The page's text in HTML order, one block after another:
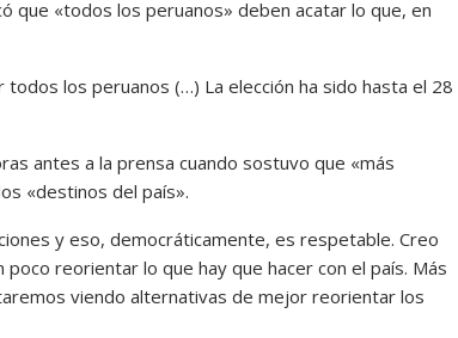
que «todos los peruanos» deben acatar lo que, en
los peruanos (…) La elección ha sido hasta el 28
antes a la prensa cuando sostuvo que «más
«destinos del país».
y eso, democráticamente, es respetable. Creo
reorientar lo que hay que hacer con el país. Más
viendo alternativas de mejor reorientar los